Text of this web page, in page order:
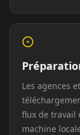
Show Host 05
Show Host 08
Les agences
flux de travail
machine